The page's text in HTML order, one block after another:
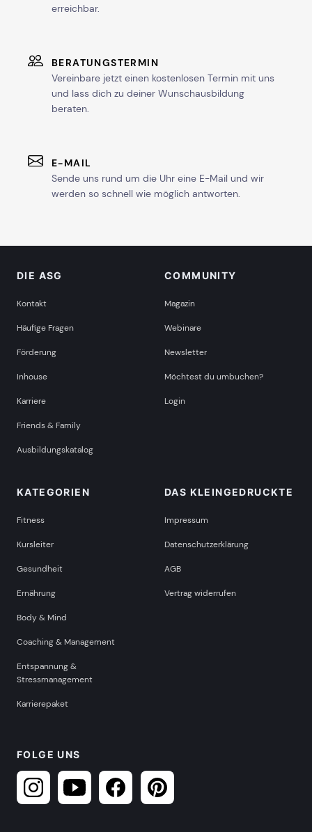
erreichbar.
BERATUNGSTERMIN
Vereinbare jetzt einen kostenlosen Termin mit uns
und lass dich zu deiner Wunschausbildung
beraten.
E-MAIL
Sende uns rund um die Uhr eine E-Mail und wir
werden so schnell wie möglich antworten.
DIE ASG
Kontakt
Häufige Fragen
Förderung
Inhouse
Karriere
Friends & Family
Ausbildungskatalog
COMMUNITY
Magazin
Webinare
Newsletter
Möchtest du umbuchen?
Login
KATEGORIEN
Fitness
Kursleiter
Gesundheit
Ernährung
Body & Mind
Coaching & Management
Entspannung &
Stressmanagement
Karrierepaket
DAS KLEINGEDRUCKTE
Impressum
Datenschutzerklärung
AGB
Vertrag widerrufen
FOLGE UNS